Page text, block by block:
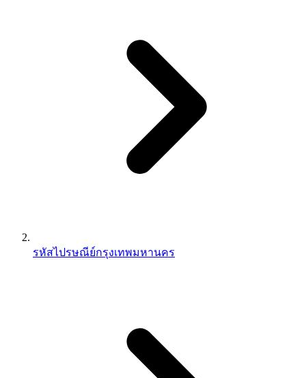
รหัสไปรษณีย์กรุงเทพมหานคร